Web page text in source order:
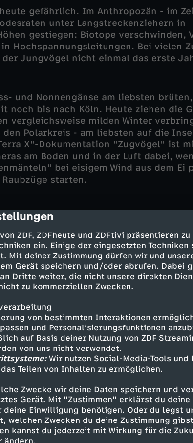
ZDF, ZDFheute und ZDFtivi präsentieren
ein. Einige der eingesetzten
Mit deiner Zustimmung dürfen wir und
Gerät speichern und/oder abrufen. Dabei
Dritte weiter, die nicht unsere direkten
zu kommerziellen Zwecken.
von bestimmten Interaktionen
und Personalisierungsfunktionen
auf Basis deiner Nutzung von ZDF
von uns nicht verwendet.
Wir nutzen Social-Media-Tools und
Teilen von Inhalten zu ermöglichen.
Zwecke wir deine Daten speichern und
Gerät. Mit "Zustimmen" erklärst du deine
Einwilligung benötigen. Oder du legst
welchen Zwecken du deine Zustimmung
kannst du jederzeit mit Wirkung für die
ändern.
gefährlich. Im Anthropozän - im
unter Langstreckenziehern in
gestiegen: Biotope verschwinden,
Hochspannungsleitungen. Bei vielen
Jungvögel nicht einmal das erste
und Nonnengänse am liebsten
noch bis nach Köln. Heute ziehen die
vergleichsweise milden Winter
Polarkreis - am liebsten auf die
X"-Dokumentation "Zugvögel" ist
am Boden und in der Luft dabei,
bei eisigem Wind aus dem Ei
starten.
von Räubern
über Rom Hunderttausende
Schläuche bilden, als folgten sie
Wirklichkeit - ums Überleben. Mit
wehren kleinere Vögel in
an den Schlafplätzen der Stare am
spektakuläre Überlebenstanz der Stare
der Waldrappe nach Italien. Den
wurde ihre große Zutraulichkeit
Als leichte Beute für Jäger waren
wird dieses Manko zum Vorteil:
Waldrappe ihren menschlichen Zieh-
Flieger steigen und von der
in die Toskana reisen - ins
finden die Waldrappe dann ihren Weg